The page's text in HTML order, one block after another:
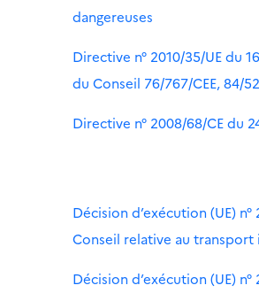
dangereuses
Directive n° 2010/35/UE du
du Conseil 76/767/CEE, 84/
Directive n° 2008/68/CE du
Décision d’exécution (UE)
Conseil relative au transport
Décision d’exécution (UE)